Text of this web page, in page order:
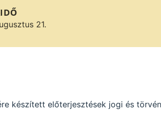
21.
készített előterjesztések jogi és